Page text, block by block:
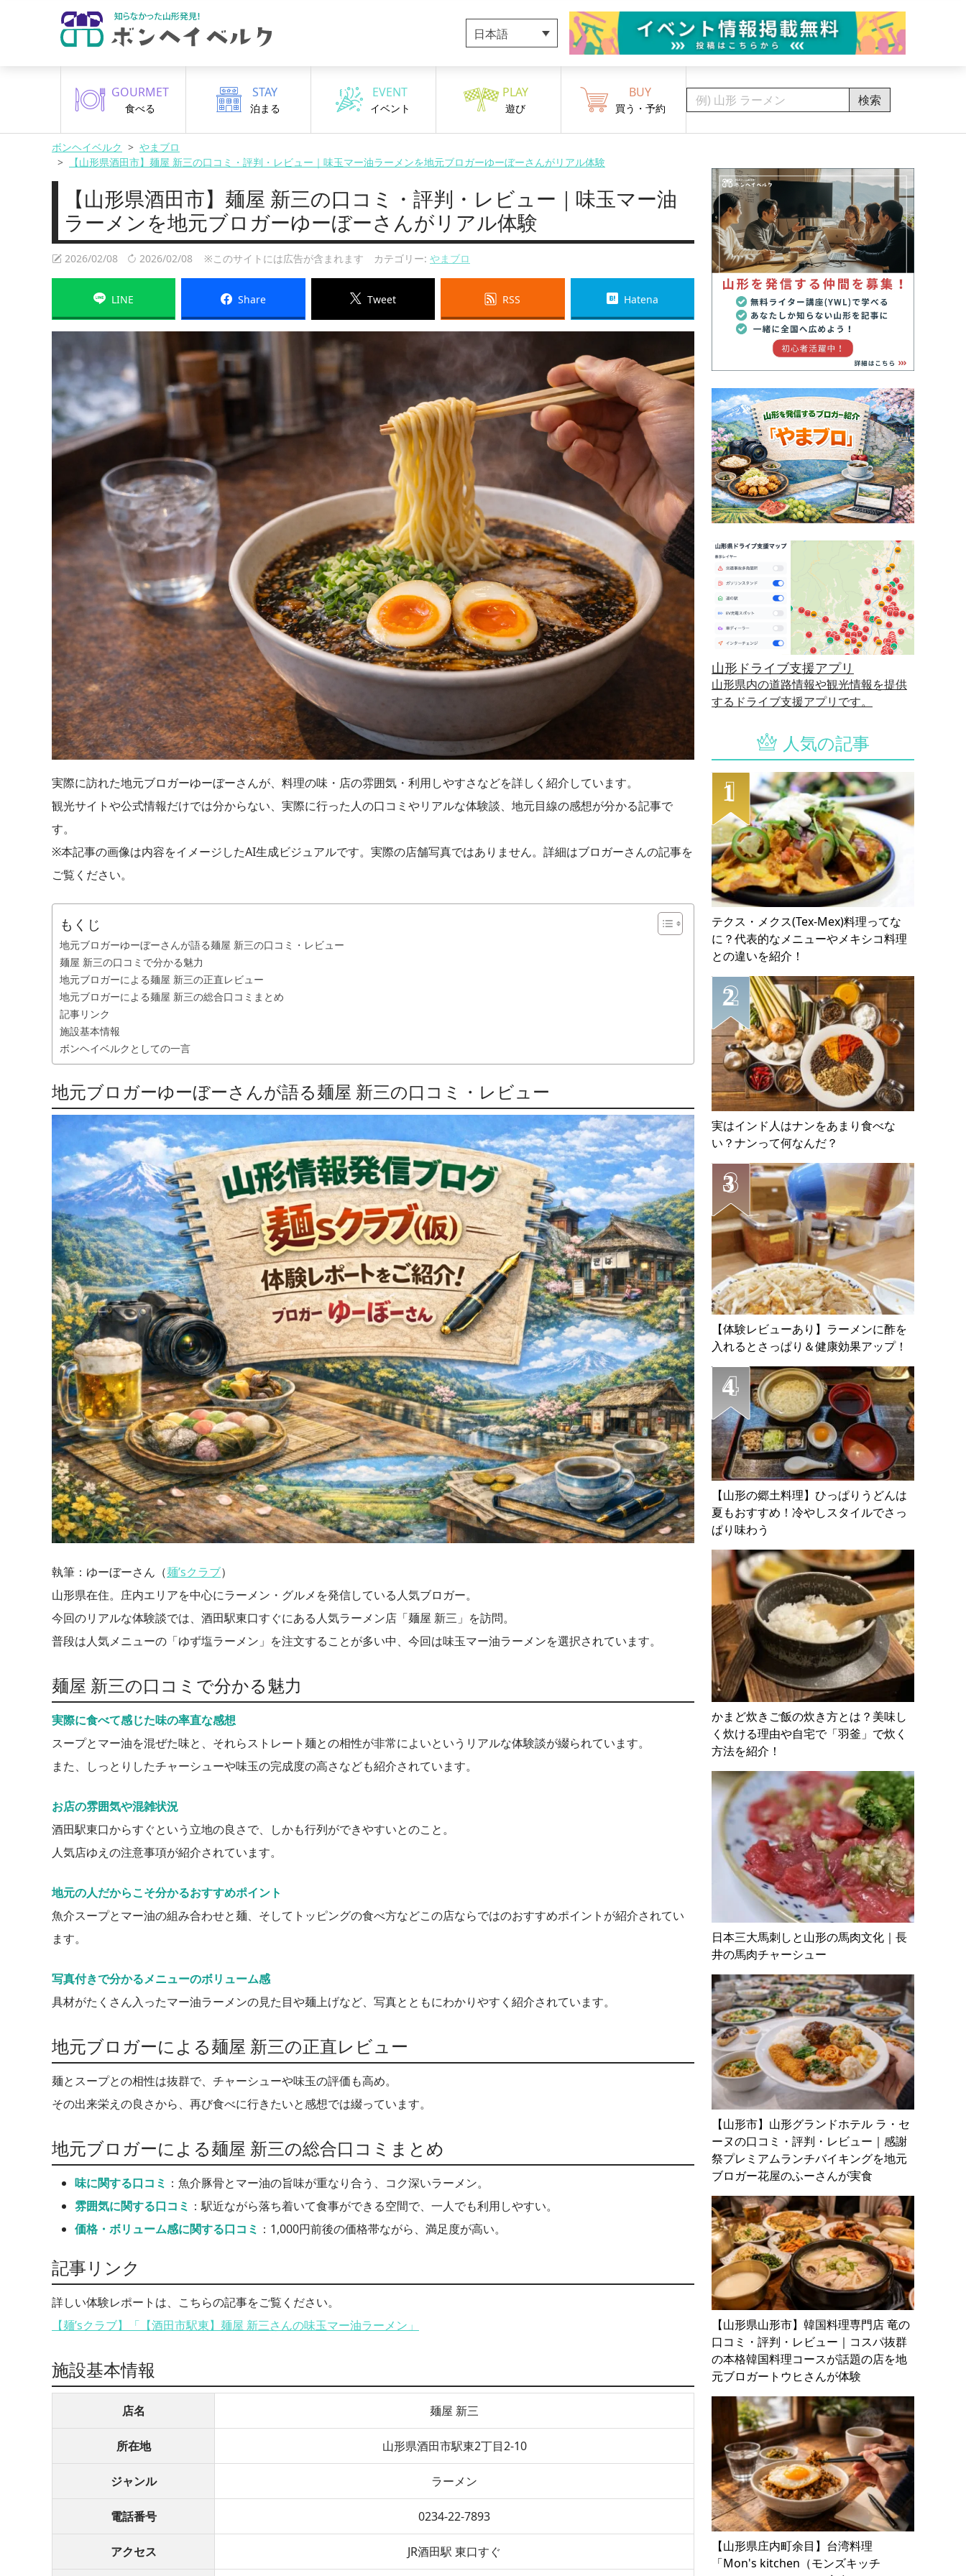
日本語
GOURMET
食べる
STAY
泊まる
EVENT
イベント
PLAY
遊び
BUY
買う・予約
検索
ボンヘイベルク
やまブロ
【山形県酒田市】麺屋 新三の口コミ・評判・レビュー｜味玉マー油ラーメンを地元ブロガーゆーぼーさんがリアル体験
【山形県酒田市】麺屋 新三の口コミ・評判・レビュー｜味玉マー油
ラーメンを地元ブロガーゆーぼーさんがリアル体験
2026/02/08 2026/02/08 ※このサイトには広告が含まれます カテゴリー: やまブロ
LINE Share Tweet RSS Hatena
実際に訪れた地元ブロガーゆーぼーさんが、料理の味・店の雰囲気・利用しやすさなどを詳しく紹介しています。
観光サイトや公式情報だけでは分からない、実際に行った人の口コミやリアルな体験談、地元目線の感想が分かる記事で
す。
※本記事の画像は内容をイメージしたAI生成ビジュアルです。実際の店舗写真ではありません。詳細はブロガーさんの記事を
ご覧ください。
もくじ
地元ブロガーゆーぼーさんが語る麺屋 新三の口コミ・レビュー
麺屋 新三の口コミで分かる魅力
地元ブロガーによる麺屋 新三の正直レビュー
地元ブロガーによる麺屋 新三の総合口コミまとめ
記事リンク
施設基本情報
ボンヘイベルクとしての一言
地元ブロガーゆーぼーさんが語る麺屋 新三の口コミ・レビュー
執筆：ゆーぼーさん（麺’sクラブ）
山形県在住。庄内エリアを中心にラーメン・グルメを発信している人気ブロガー。
今回のリアルな体験談では、酒田駅東口すぐにある人気ラーメン店「麺屋 新三」を訪問。
普段は人気メニューの「ゆず塩ラーメン」を注文することが多い中、今回は味玉マー油ラーメンを選択されています。
麺屋 新三の口コミで分かる魅力
実際に食べて感じた味の率直な感想
スープとマー油を混ぜた味と、それらストレート麺との相性が非常によいというリアルな体験談が綴られています。
また、しっとりしたチャーシューや味玉の完成度の高さなども紹介されています。
お店の雰囲気や混雑状況
酒田駅東口からすぐという立地の良さで、しかも行列ができやすいとのこと。
人気店ゆえの注意事項が紹介されています。
地元の人だからこそ分かるおすすめポイント
魚介スープとマー油の組み合わせと麺、そしてトッピングの食べ方などこの店ならではのおすすめポイントが紹介されてい
ます。
写真付きで分かるメニューのボリューム感
具材がたくさん入ったマー油ラーメンの見た目や麺上げなど、写真とともにわかりやすく紹介されています。
地元ブロガーによる麺屋 新三の正直レビュー
麺とスープとの相性は抜群で、チャーシューや味玉の評価も高め。
その出来栄えの良さから、再び食べに行きたいと感想では綴っています。
地元ブロガーによる麺屋 新三の総合口コミまとめ
味に関する口コミ ：魚介豚骨とマー油の旨味が重なり合う、コク深いラーメン。
雰囲気に関する口コミ ：駅近ながら落ち着いて食事ができる空間で、一人でも利用しやすい。
価格・ボリューム感に関する口コミ ：1,000円前後の価格帯ながら、満足度が高い。
記事リンク
詳しい体験レポートは、こちらの記事をご覧ください。
【麺’sクラブ】「【酒田市駅東】麺屋 新三さんの味玉マー油ラーメン」
施設基本情報
店名 麺屋 新三
所在地 山形県酒田市駅東2丁目2-10
ジャンル ラーメン
電話番号 0234-22-7893
アクセス JR酒田駅 東口すぐ
山形ドライブ支援アプリ
山形県内の道路情報や観光情報を提供
するドライブ支援アプリです。
人気の記事
テクス・メクス(Tex-Mex)料理ってな
に？代表的なメニューやメキシコ料理
との違いを紹介！
実はインド人はナンをあまり食べな
い？ナンって何なんだ？
【体験レビューあり】ラーメンに酢を
入れるとさっぱり＆健康効果アップ！
【山形の郷土料理】ひっぱりうどんは
夏もおすすめ！冷やしスタイルでさっ
ぱり味わう
かまど炊きご飯の炊き方とは？美味し
く炊ける理由や自宅で「羽釜」で炊く
方法を紹介！
日本三大馬刺しと山形の馬肉文化｜長
井の馬肉チャーシュー
【山形市】山形グランドホテル ラ・セ
ーヌの口コミ・評判・レビュー｜感謝
祭プレミアムランチバイキングを地元
ブロガー花屋のふーさんが実食
【山形県山形市】韓国料理専門店 竜の
口コミ・評判・レビュー｜コスパ抜群
の本格韓国料理コースが話題の店を地
元ブロガートウヒさんが体験
【山形県庄内町余目】台湾料理
「Mon's kitchen（モンズキッチ